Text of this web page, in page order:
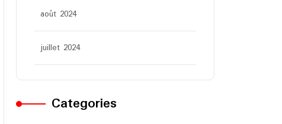
août 2024
juillet 2024
Categories